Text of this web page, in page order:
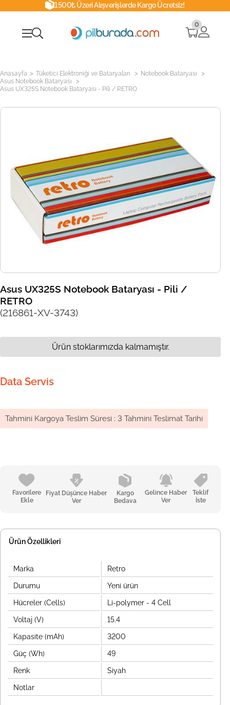
1500₺ Üzeri Alışverişlerde Kargo Ücretsiz!
0
Anasayfa > Tüketici Elektroniği ve Bataryaları > Notebook Bataryası >
Asus Notebook Bataryası >
Asus UX325S Notebook Bataryası - Pili / RETRO
Asus UX325S Notebook Bataryası - Pili /
RETRO
(216861-XV-3743)
Data Servis
Tahmini Kargoya Teslim Süresi : 3 Tahmini Teslimat Tarihi
Favorilere
Ekle
Fiyat Düşünce Haber
Ver
Kargo
Bedava
Gelince Haber
Ver
Teklif
İste
Ürün stoklarımızda kalmamıştır.
Ürün Özellikleri
Marka Retro
Durumu Yeni ürün
Hücreler (Cells) Li-polymer - 4 Cell
Voltaj (V) 15.4
Kapasite (mAh) 3200
Güç (Wh) 49
Renk Siyah
Notlar